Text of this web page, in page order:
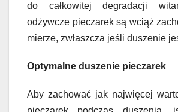
do całkowitej degradacji
odżywcze pieczarek są wciąż
mierze, zwłaszcza jeśli duszenie
Optymalne duszenie pieczarek
Aby zachować jak najwięcej